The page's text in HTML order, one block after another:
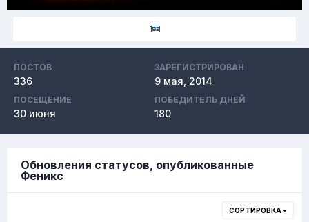
ПОСТОВ
336
ЗАРЕГИСТРИРОВАН
9 мая, 2014
ПОСЕЩЕНИЕ
30 июня
ПОБЕДИТЕЛЬ ДНЕЙ
180
Обновления статусов, опубликованные
Феникс
СОРТИРОВКА